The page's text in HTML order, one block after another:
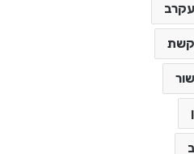
קשת